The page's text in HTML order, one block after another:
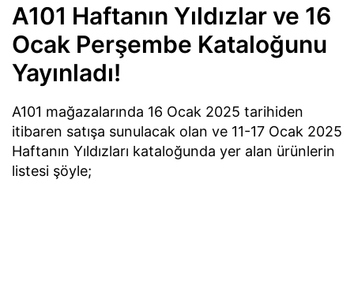
A101 Haftanın Yıldızlar ve 16
Ocak Perşembe Kataloğunu
Yayınladı!
A101 mağazalarında 16 Ocak 2025 tarihiden
itibaren satışa sunulacak olan ve 11-17 Ocak 2025
Haftanın Yıldızları kataloğunda yer alan ürünlerin
listesi şöyle;